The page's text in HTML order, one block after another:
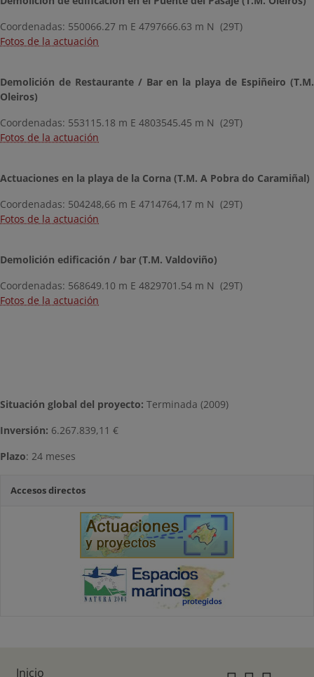
Coordenadas: 550066.27 m E 4797666.63 m N (29T)
Fotos de la actuación
Demolición de Restaurante / Bar en la playa de Espiñeiro (T.M.
Oleiros)
Coordenadas: 553115.18 m E 4803545.45 m N (29T)
Fotos de la actuación
Actuaciones en la playa de la Corna (T.M. A Pobra do Caramiñal)
Coordenadas: 504248,66 m E 4714764,17 m N (29T)
Fotos de la actuación
Demolición edificación / bar (T.M. Valdoviño)
Coordenadas: 568649.10 m E 4829701.54 m N (29T)
Fotos de la actuación
Situación global del proyecto: Terminada (2009)
Inversión: 6.267.839,11 €
Plazo: 24 meses
Accesos directos
Inicio